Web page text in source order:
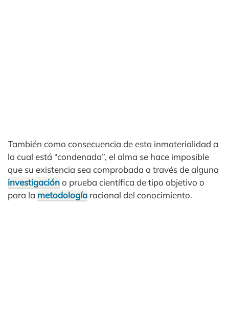
También como consecuencia de esta inmaterialidad a
la cual está “condenada”, el alma se hace imposible
que su existencia sea comprobada a través de alguna
investigacióno prueba científica de tipo objetivo o
para la metodología racional del conocimiento.